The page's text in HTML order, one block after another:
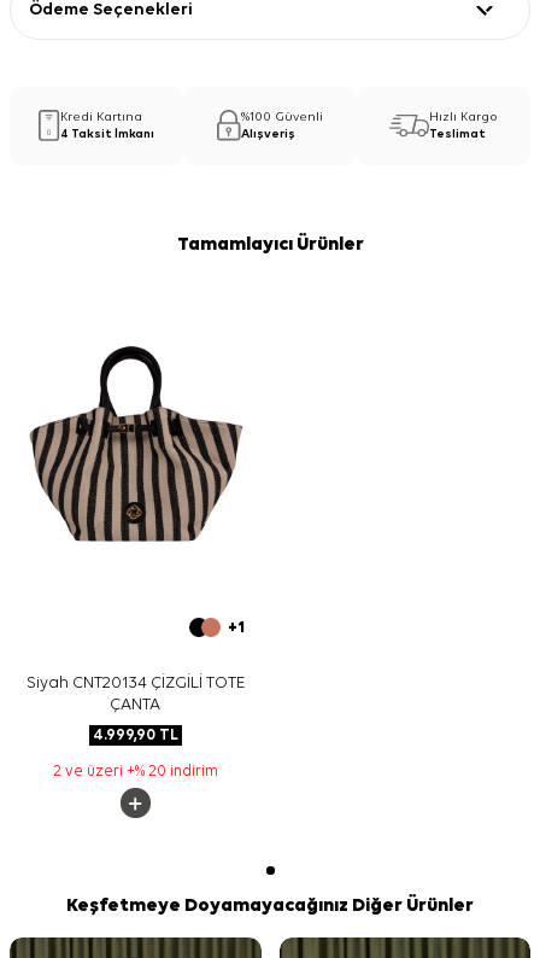
Ödeme Seçenekleri
Kredi Kartına
4 Taksit İmkanı
%100 Güvenli
Alışveriş
Hızlı Kargo
Teslimat
Tamamlayıcı Ürünler
+1
Siyah CNT20134 ÇİZGİLİ TOTE
ÇANTA
4.999,90TL
2 ve üzeri +% 20 indirim
Keşfetmeye Doyamayacağınız Diğer Ürünler